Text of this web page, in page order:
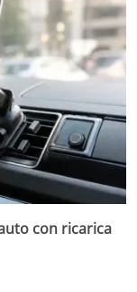
con ricarica